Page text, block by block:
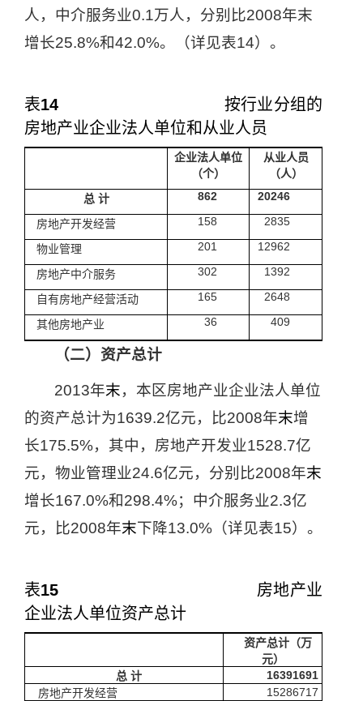
人，中介服务业0.1万人，分别比2008年末
增长25.8%和42.0%。（详见表14）。
表14
按行业分组的
房地产业企业法人单位和从业人员
企业法人单位
（个）
从业人员
（人）
总 计 862 20246
房地产开发经营 158 2835
物业管理 201 12962
房地产中介服务 302 1392
自有房地产经营活动 165 2648
其他房地产业 36 409
（二）资产总计
2013年末，本区房地产业企业法人单位
的资产总计为1639.2亿元，比2008年末增
长175.5%，其中，房地产开发业1528.7亿
元，物业管理业24.6亿元，分别比2008年末
增长167.0%和298.4%；中介服务业2.3亿
元，比2008年末下降13.0% （详见表15）。
表15
房地产业
企业法人单位资产总计
资产总计（万
元）
总 计
16391691
房地产开发经营
15286717